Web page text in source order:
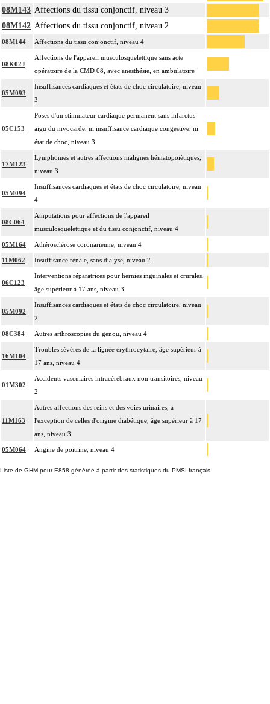
08M143 Affections du tissu conjonctif, niveau 3
08M142 Affections du tissu conjonctif, niveau 2
08M144 Affections du tissu conjonctif, niveau 4
08K02J
Affections de l'appareil musculosquelettique sans acte
opératoire de la CMD 08, avec anesthésie, en ambulatoire
05M093
Insuffisances cardiaques et états de choc circulatoire, niveau
3
05C153
Poses d'un stimulateur cardiaque permanent sans infarctus
aigu du myocarde, ni insuffisance cardiaque congestive, ni
état de choc, niveau 3
17M123
Lymphomes et autres affections malignes hématopoiètiques,
niveau 3
05M094
Insuffisances cardiaques et états de choc circulatoire, niveau
4
08C064
Amputations pour affections de l'appareil
musculosquelettique et du tissu conjonctif, niveau 4
05M164 Athérosclérose coronarienne, niveau 4
11M062 Insuffisance rénale, sans dialyse, niveau 2
06C123
Interventions réparatrices pour hernies inguinales et crurales,
âge supérieur à 17 ans, niveau 3
05M092
Insuffisances cardiaques et états de choc circulatoire, niveau
2
08C384 Autres arthroscopies du genou, niveau 4
16M104
Troubles sévères de la lignée érythrocytaire, âge supérieur à
17 ans, niveau 4
01M302
Accidents vasculaires intracérébraux non transitoires, niveau
2
11M163
Autres affections des reins et des voies urinaires, à
l'exception de celles d'origine diabétique, âge supérieur à 17
ans, niveau 3
05M064 Angine de poitrine, niveau 4
Liste de GHM pour E858 générée à partir des statistiques du PMSI français